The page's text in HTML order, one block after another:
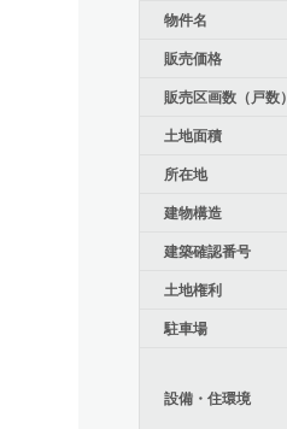
物件名
販売価格
販売区画数（戸数）
土地面積
所在地
建物構造
建築確認番号
土地権利
駐車場
設備・住環境